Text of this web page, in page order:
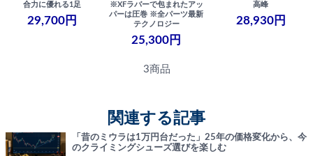
合力に優れる1足
29,700円
※XFラバーで包まれたアッ
パーは圧巻 ※全パーツ最新
テクノロジー
25,300円
高峰
28,930円
3商品
関連する記事
「昔のミウラは1万円台だった」25年の価格変化から、今
のクライミングシューズ選びを楽しむ